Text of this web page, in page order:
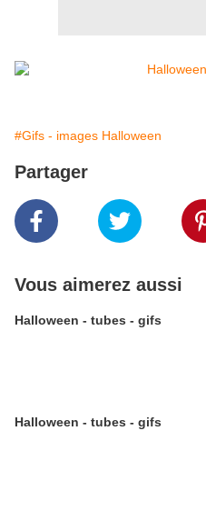
#Gifs - images Halloween
Partager
Vous aimerez aussi
Halloween - tubes - gifs
Halloween - tubes - gifs